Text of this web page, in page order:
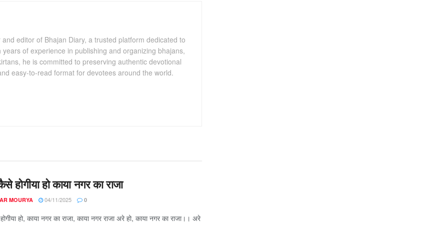
editor of Bhajan Diary, a trusted platform dedicated to
of experience in publishing and organizing bhajans,
he is committed to preserving authentic devotional
easy-to-read format for devotees around the world.
होगीया हो काया नगर का राजा
MOURYA 04/11/2025 0
हो, काया नगर का राजा, काया नगर राजा अरे हो, काया नगर का राजा।। अरे